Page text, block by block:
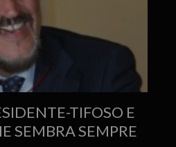
TIFOSO E
SEMBRA SEMPRE